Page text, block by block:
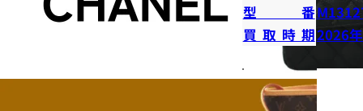
型番
買取時期2026